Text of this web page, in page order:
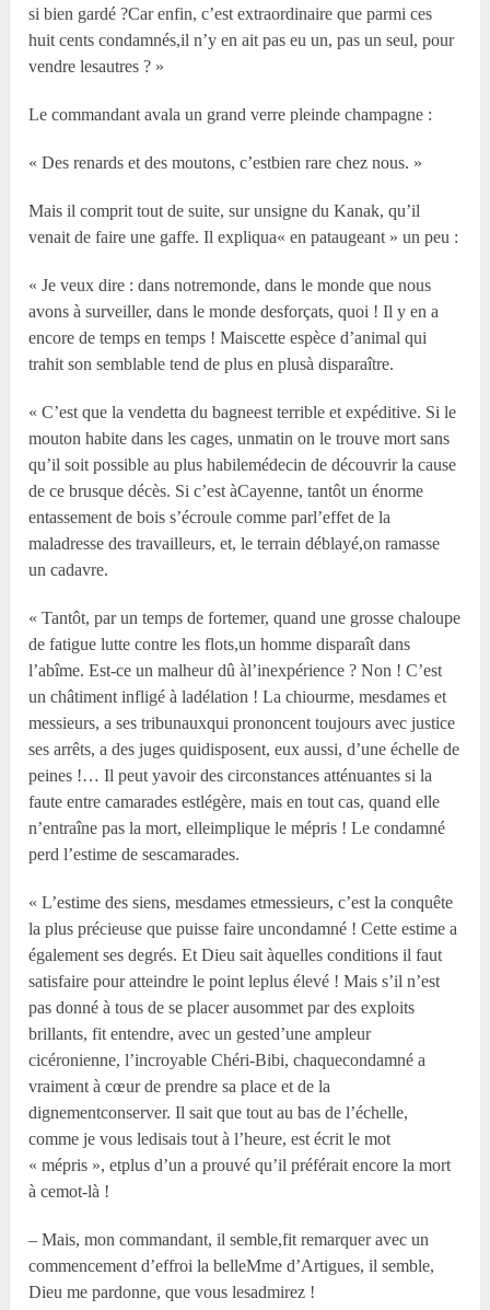
si bien gardé ?Car enfin, c’est extraordinaire que parmi ces
huit cents condamnés,il n’y en ait pas eu un, pas un seul, pour
vendre lesautres ? »
Le commandant avala un grand verre pleinde champagne :
« Des renards et des moutons, c’estbien rare chez nous. »
Mais il comprit tout de suite, sur unsigne du Kanak, qu’il
venait de faire une gaffe. Il expliqua« en pataugeant » un peu :
« Je veux dire : dans notremonde, dans le monde que nous
avons à surveiller, dans le monde desforçats, quoi ! Il y en a
encore de temps en temps ! Maiscette espèce d’animal qui
trahit son semblable tend de plus en plusà disparaître.
« C’est que la vendetta du bagneest terrible et expéditive. Si le
mouton habite dans les cages, unmatin on le trouve mort sans
qu’il soit possible au plus habilemédecin de découvrir la cause
de ce brusque décès. Si c’est àCayenne, tantôt un énorme
entassement de bois s’écroule comme parl’effet de la
maladresse des travailleurs, et, le terrain déblayé,on ramasse
un cadavre.
« Tantôt, par un temps de fortemer, quand une grosse chaloupe
de fatigue lutte contre les flots,un homme disparaît dans
l’abîme. Est-ce un malheur dû àl’inexpérience ? Non ! C’est
un châtiment infligé à ladélation ! La chiourme, mesdames et
messieurs, a ses tribunauxqui prononcent toujours avec justice
ses arrêts, a des juges quidisposent, eux aussi, d’une échelle de
peines !… Il peut yavoir des circonstances atténuantes si la
faute entre camarades estlégère, mais en tout cas, quand elle
n’entraîne pas la mort, elleimplique le mépris ! Le condamné
perd l’estime de sescamarades.
« L’estime des siens, mesdames etmessieurs, c’est la conquête
la plus précieuse que puisse faire uncondamné ! Cette estime a
également ses degrés. Et Dieu sait àquelles conditions il faut
satisfaire pour atteindre le point leplus élevé ! Mais s’il n’est
pas donné à tous de se placer ausommet par des exploits
brillants, fit entendre, avec un gested’une ampleur
cicéronienne, l’incroyable Chéri-Bibi, chaquecondamné a
vraiment à cœur de prendre sa place et de la
dignementconserver. Il sait que tout au bas de l’échelle,
comme je vous ledisais tout à l’heure, est écrit le mot
« mépris », etplus d’un a prouvé qu’il préférait encore la mort
à cemot-là !
– Mais, mon commandant, il semble,fit remarquer avec un
commencement d’effroi la belleMme d’Artigues, il semble,
Dieu me pardonne, que vous lesadmirez !